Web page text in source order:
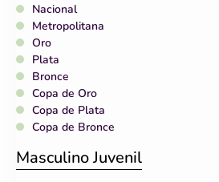
Nacional
Metropolitana
Oro
Plata
Bronce
Copa de Oro
Copa de Plata
Copa de Bronce
Masculino Juvenil